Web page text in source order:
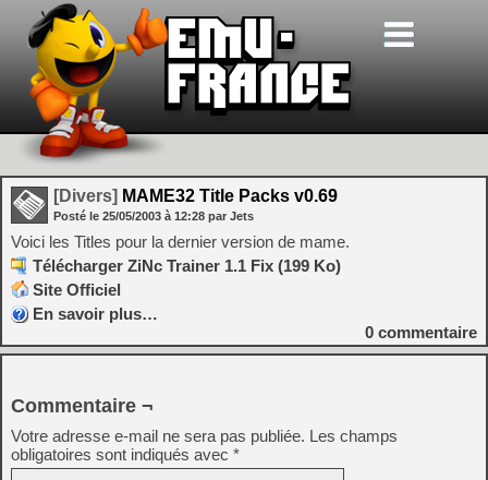
[Divers] MAME32 Title Packs v0.69
Posté le 25/05/2003 à 12:28 par Jets
Voici les Titles pour la dernier version de mame.
Télécharger ZiNc Trainer 1.1 Fix (199 Ko)
Site Officiel
En savoir plus…
0 commentaire
Commentaire ¬
Votre adresse e-mail ne sera pas publiée. Les champs
obligatoires sont indiqués avec *